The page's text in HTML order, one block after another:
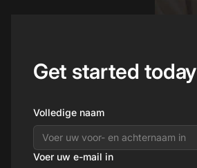
Get started today
Volledige naam
Voer uw e-mail in